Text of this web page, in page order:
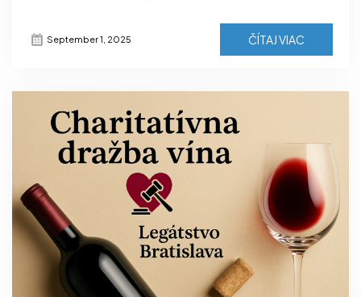
September 1, 2025 ČÍTAJ VIAC